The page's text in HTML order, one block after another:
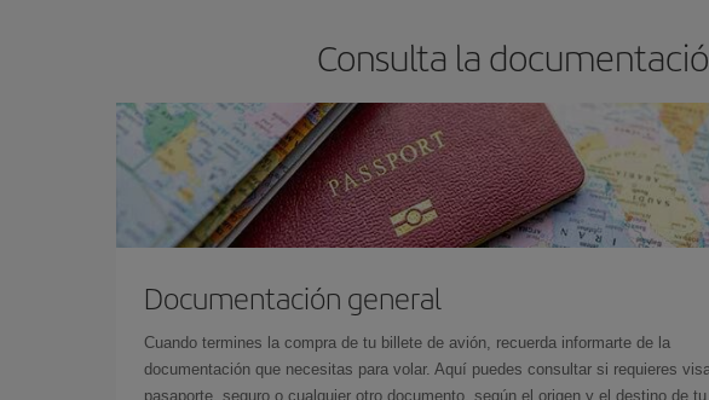
Consulta la
Documentación general
Cuando termines la compra de tu billete de avión, recuerda informarte de la
documentación que necesitas para volar. Aquí puedes consultar si requieres
pasaporte, seguro o cualquier otro documento, según el origen y el destino de tu